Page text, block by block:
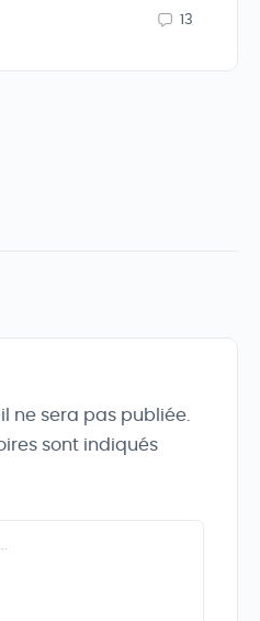
13
ne sera pas publiée.
sont indiqués